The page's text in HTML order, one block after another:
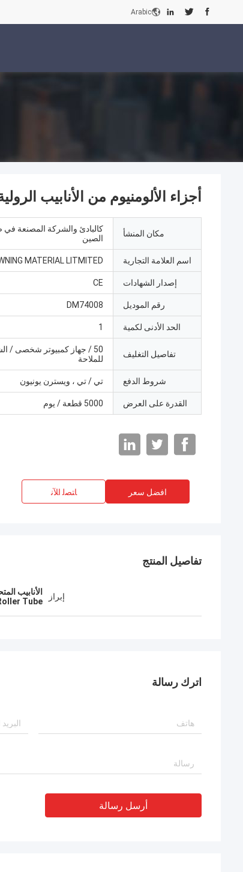
Arabic
أجزاء الألومنيوم من الأنابيب
مكان المنشأ
كالبادئ والشركة المصنعة
الصين
اسم العلامة التجارية MATERIAL LITMITED
إصدار الشهادات CE
رقم الموديل DM74008
الحد الأدنى لكمية 1
تفاصيل التغليف
50 / جهاز كمبيوتر شخصى /
للملاحة
شروط الدفع تي / تي ، ويسترن يونيون
القدرة على العرض 5000 قطعة / يوم
افضل سعر ﺎﺘﺼﻟ ﺍﻶﻧ
تفاصيل المنتج
إبراز الأنابيب
Tube
اترك رسالة
أرسل رسالة